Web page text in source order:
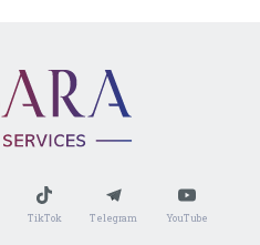
សហភាពអឺរ៉ុប ជាដៃគូដ៏រឹងមាំបំផុតមួយរបស់
កម្ពុជា ក្នុងការលើកកម្ពស់ឧត្តមសិក្សា ការ
ព័ត៌មានជាតិ ព្រឹត្តិការណ៍ • 13/11/2025
TikTok Telegram YouTube